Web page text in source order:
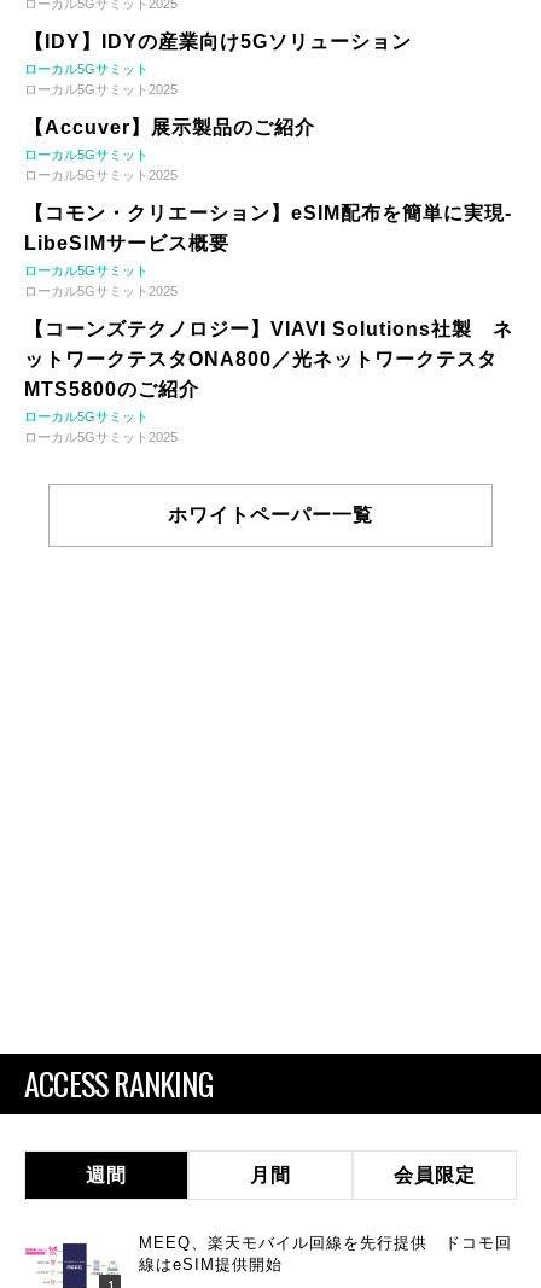
ローカル5Gサミット2025
【IDY】IDYの産業向け5Gソリューション
ローカル5Gサミット
ローカル5Gサミット2025
【Accuver】展示製品のご紹介
ローカル5Gサミット
ローカル5Gサミット2025
【コモン・クリエーション】eSIM配布を簡単に実現-
LibeSIMサービス概要
ローカル5Gサミット
ローカル5Gサミット2025
【コーンズテクノロジー】VIAVI Solutions社製 ネ
ットワークテスタONA800／光ネットワークテスタ
MTS5800のご紹介
ローカル5Gサミット
ローカル5Gサミット2025
ホワイトペーパー一覧
ACCESS RANKING
週間 月間 会員限定
MEEQ、楽天モバイル回線を先行提供 ドコモ回
線はeSIM提供開始